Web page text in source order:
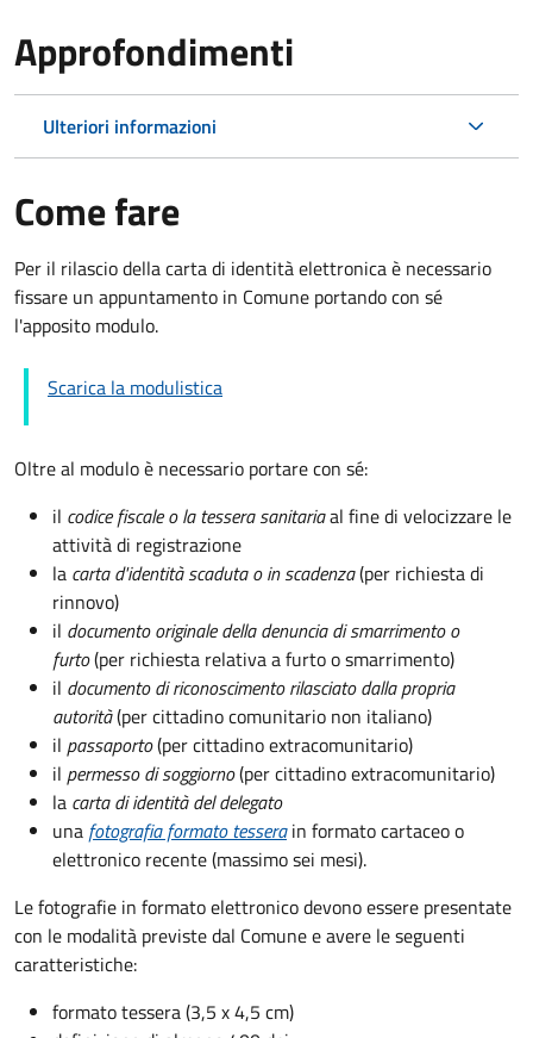
Approfondimenti
Ulteriori informazioni
Come fare
Per il rilascio della carta di identità elettronica è necessario
fissare un appuntamento in Comune portando con sé
l'apposito modulo.
Scarica la modulistica
Oltre al modulo è necessario portare con sé:
il codice fiscale o la tessera sanitariaal fine di velocizzare le
attività di registrazione
la carta d'identità scaduta o in scadenza(per richiesta di
rinnovo)
il documento originale della denuncia di smarrimento o
furto(per richiesta relativa a furto o smarrimento)
il documento di riconoscimento rilasciato dalla propria
autorità(per cittadino comunitario non italiano)
il passaporto(per cittadino extracomunitario)
il permesso di soggiorno(per cittadino extracomunitario)
la carta di identità del delegato
una fotografia formato tessera in formato cartaceo o
elettronico recente (massimo sei mesi).
Le fotografie in formato elettronico devono essere presentate
con le modalità previste dal Comune e avere le seguenti
caratteristiche:
formato tessera (3,5 x 4,5 cm)